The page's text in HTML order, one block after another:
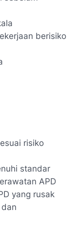
berisiko
risiko
standar
APD
yang rusak